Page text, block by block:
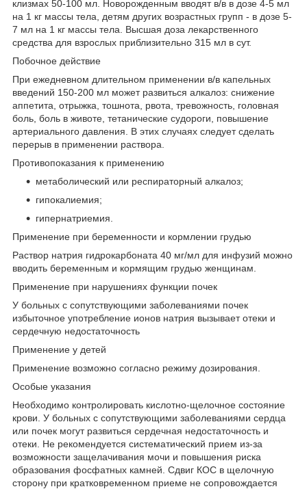
клизмах 50-100 мл. Новорожденным вводят в/в в дозе 4-5 мл
на 1 кг массы тела, детям других возрастных групп - в дозе 5-
7 мл на 1 кг массы тела. Высшая доза лекарственного
средства для взрослых приблизительно 315 мл в сут.
Побочное действие
При ежедневном длительном применении в/в капельных
введений 150-200 мл может развиться алкалоз: снижение
аппетита, отрыжка, тошнота, рвота, тревожность, головная
боль, боль в животе, тетанические судороги, повышение
артериального давления. В этих случаях следует сделать
перерыв в применении раствора.
Противопоказания к применению
метаболический или респираторный алкалоз;
гипокалиемия;
гипернатриемия.
Применение при беременности и кормлении грудью
Раствор натрия гидрокарбоната 40 мг/мл для инфузий можно
вводить беременным и кормящим грудью женщинам.
Применение при нарушениях функции почек
У больных с сопутствующими заболеваниями почек
избыточное употребление ионов натрия вызывает отеки и
сердечную недостаточность
Применение у детей
Применение возможно согласно режиму дозирования.
Особые указания
Необходимо контролировать кислотно-щелочное состояние
крови. У больных с сопутствующими заболеваниями сердца
или почек могут развиться сердечная недостаточность и
отеки. Не рекомендуется систематический прием из-за
возможности защелачивания мочи и повышения риска
образования фосфатных камней. Сдвиг КОС в щелочную
сторону при кратковременном приеме не сопровождается